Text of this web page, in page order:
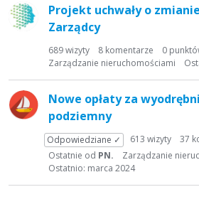
Projekt uchwały o
Zarządcy
689wizyty 8 komentarze 0
Zarządzanie nieruchomościami
Nowe opłaty za
podziemny
Odpowiedziane ✓ 613 wizyty 37
Ostatnie od PN.
Ostatnio: marca 2024
Zarządzanie